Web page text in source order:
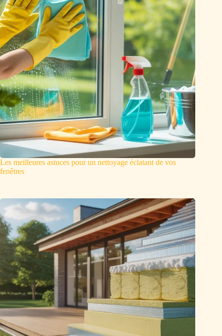
Les meilleures astuces pour un nettoyage éclatant de vos
fenêtres